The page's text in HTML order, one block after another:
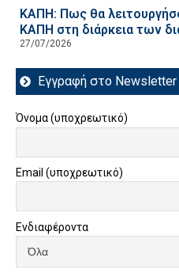
ΚΑΠΗ: Πως θα
ΚΑΠΗ στη διάρκεια των
27/07/2026
Εγγραφή στο Newsletter
Όνομα (υποχρεωτικό)
Email (υποχρεωτικό)
Ενδιαφέροντα